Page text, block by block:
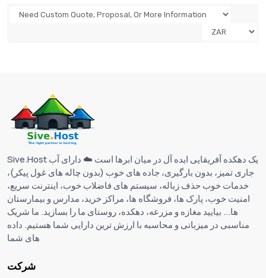
Sive.Host یک دهکده آفریقایی ایده آل در میان ابرها است ☁️ دارای آب
جاری تمیز، بدون بارگیری، جاده های خوب (بدون چاله های غول پیکر)،
خدمات خوب حذف زباله، سیستم های فاضلاب خوب، اینترنت سریع،
امنیت خوب، پارک ها، فروشگاه ها، مراکز خرید، مدارس و بیمارستان
ها... بیایید مغازه و مزرعه، دهکده، روستای ما را بسازید. ما شریک
مناسبی در میزبانی و محاسبه با ارزش ترین دارایی شما هستیم. داده
های شما
شرکت